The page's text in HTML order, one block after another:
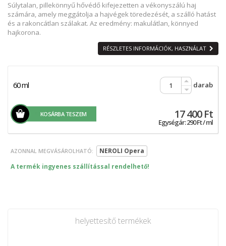
Súlytalan, pillekönnyű hővédő kifejezetten a vékonyszálú haj
számára, amely meggátolja a hajvégek töredezését, a szálló hatást
és a rakoncátlan szálakat. Az eredmény: makulátlan, könnyed
hajkorona.
RÉSZLETES INFORMÁCIÓK, HASZNÁLAT
60 ml darab
KOSÁRBA TESZEM 17 400 Ft
Egységár: 290 Ft / ml
AZONNAL MEGVÁSÁROLHATÓ:
NEROLI Opera
A termék ingyenes szállítással rendelhető!
helyettesítő termékek